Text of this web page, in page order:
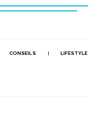
CONSEILS LIFESTYLE